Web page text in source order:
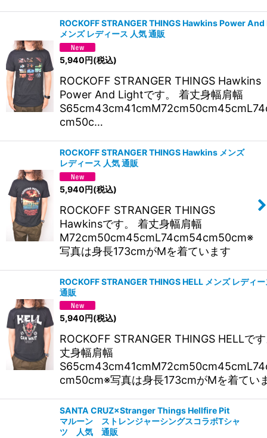
ROCKOFF STRANGER THINGS Hawkins Power
メンズ レディース 人気 通販
5,940円(税込)
ROCKOFF STRANGER THINGS Hawkins
Power And Lightです。 着丈身幅肩幅
cm50c…
ROCKOFF STRANGER THINGS Hawkins メンズ
レディース 人気 通販
5,940円(税込)
ROCKOFF STRANGER THINGS
Hawkinsです。 着丈身幅肩幅
M72cm50cm45cmL74cm54cm50cm※
写真は身長173cmがMを着ています
ROCKOFF STRANGER THINGS HELL メンズ レディ
通販
5,940 円(税込)
ROCKOFF STRANGER THINGS HELLで
丈身幅肩幅
cm50cm※写真は身長173cmがMを着てい
SANTA CRUZ×Stranger Things Hellfire Pit
マルーン ストレンジャーシングスコラボTシャ
ツ 人気 通販